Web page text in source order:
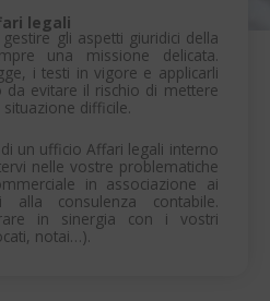
legali
gli aspetti giuridici della
una missione delicata.
i testi in vigore e applicarli
evitare il rischio di mettere
difficile.
un ufficio Affari legali interno
nelle vostre problematiche
in associazione ai
alla consulenza contabile.
in sinergia con i vostri
notai…).